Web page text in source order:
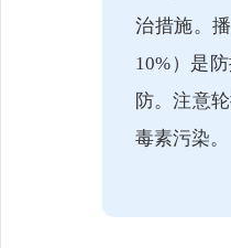
治措施。
10%）是
防。注意
毒素污染。